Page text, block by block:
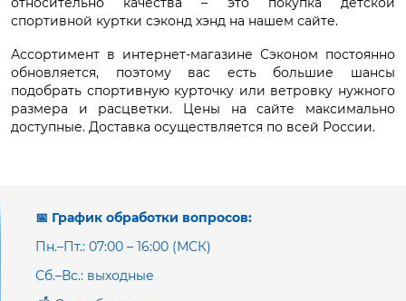
спортивной куртки сэконд хэнд на нашем сайте.
Ассортимент в интернет-магазине Сэконом постоянно
обновляется, поэтому вас есть большие шансы
подобрать спортивную курточку или ветровку нужного
размера и расцветки. Цены на сайте максимально
доступные. Доставка осуществляется по всей России.
📅 График обработки вопросов:
Пн.–Пт.: 07:00 – 16:00 (МСК)
Сб.–Вс.: выходные